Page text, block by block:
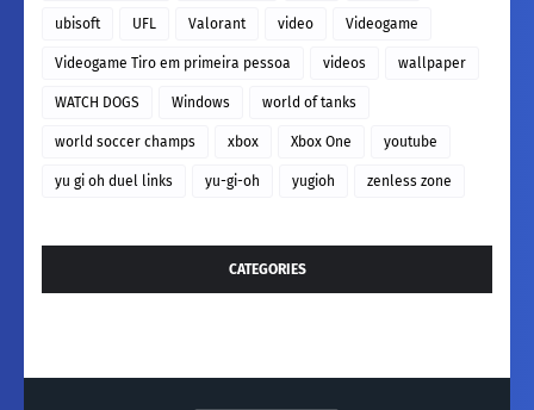
ubisoft UFL Valorant video Videogame
Videogame Tiro em primeira pessoa videos wallpaper
WATCH DOGS Windows world of tanks
world soccer champs xbox Xbox One youtube
yu gi oh duel links yu-gi-oh yugioh zenless zone
CATEGORIES